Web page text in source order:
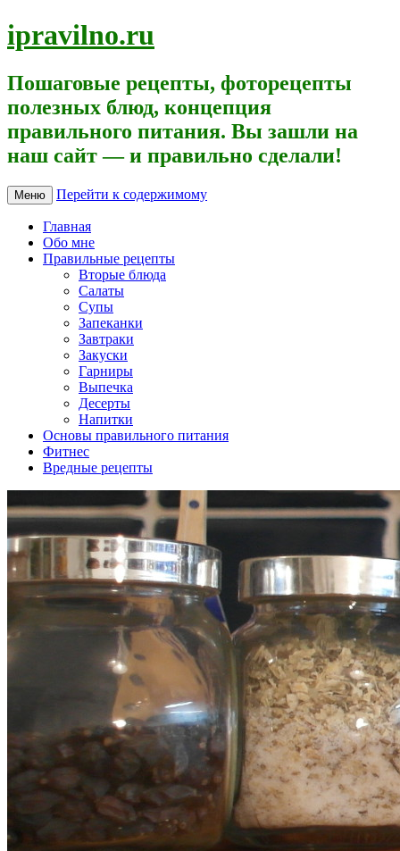
ipravilno.ru
Пошаговые рецепты, фоторецепты
полезных блюд, концепция
правильного питания. Вы зашли на
наш сайт — и правильно сделали!
Меню Перейти к содержимому
Главная
Обо мне
Правильные рецепты
Вторые блюда
Салаты
Супы
Запеканки
Завтраки
Закуски
Гарниры
Выпечка
Десерты
Напитки
Основы правильного питания
Фитнес
Вредные рецепты